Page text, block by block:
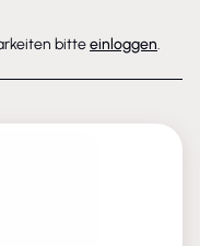
bitteeinloggen.